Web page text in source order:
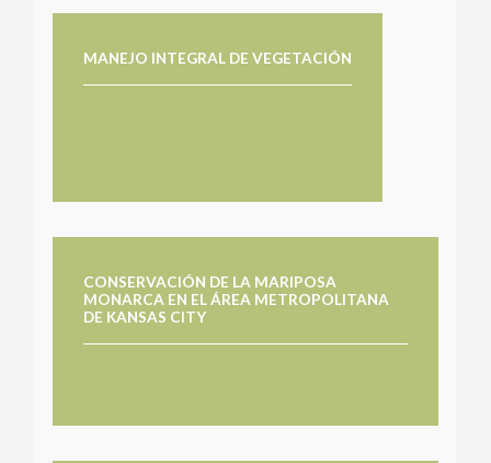
MANEJO INTEGRAL DE VEGETACIÓN
CONSERVACIÓN DE LA MARIPOSA
MONARCA EN EL ÁREA METROPOLITANA
DE KANSAS CITY